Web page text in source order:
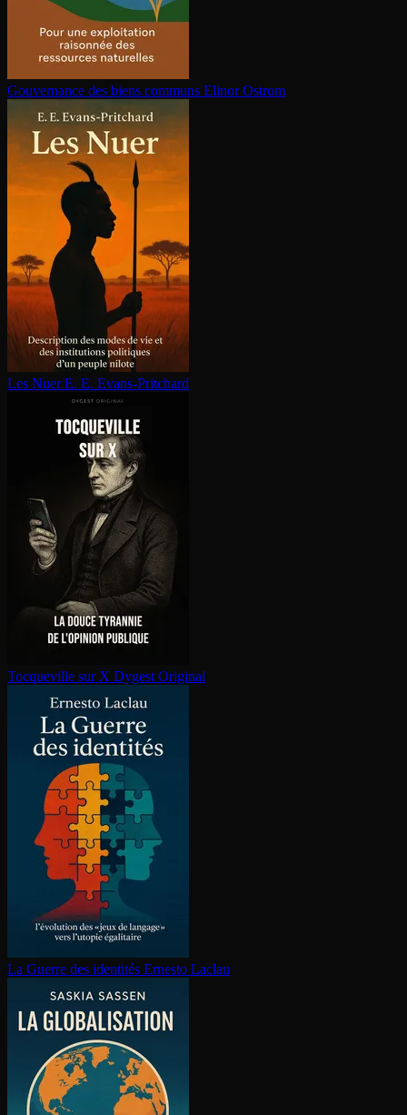
Gouvernance des biens communs Elinor Ostrom
Les Nuer E. E. Evans-Pritchard
Tocqueville sur X Dygest Original
La Guerre des identités Ernesto Laclau